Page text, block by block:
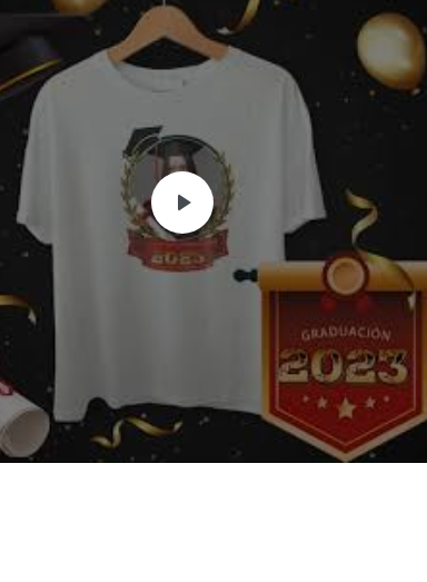
REGALO
ALMOHADAS PARA GRADUACION
DE TOGAS PARA MONTAJE DE FOTOS
MUESTRAS (copia y pega para ver el catalogo)
drive/folders/175VeerQlXp3BM-